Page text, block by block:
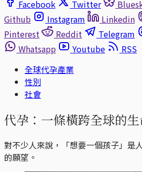
Facebook
Twitter
Github
Instagram Linkedin
Pinterest
Reddit Telegram
Whatsapp
Youtube
RSS
全球代孕產業
性別
社會
代孕：一條橫跨全球的
對不少人來說，「想要一個孩子」是
的願望。